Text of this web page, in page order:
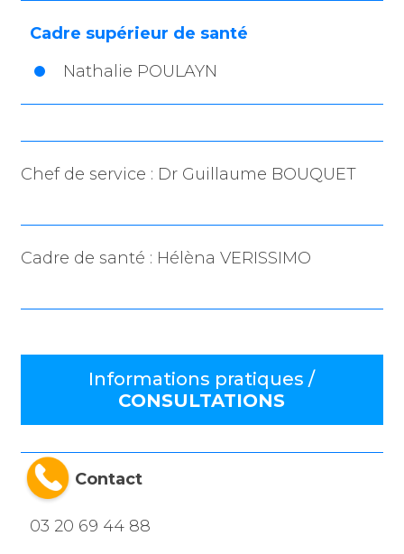
Cadre supérieur de santé
Nathalie POULAYN
Chef de service : Dr Guillaume BOUQUET
Cadre de santé : Hélèna VERISSIMO
Informations pratiques /
CONSULTATIONS
Contact
03 20 69 44 88